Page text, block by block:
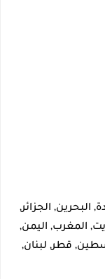
البحرين, الجزائر,
المغرب, اليمن,
قطر, لبنان,